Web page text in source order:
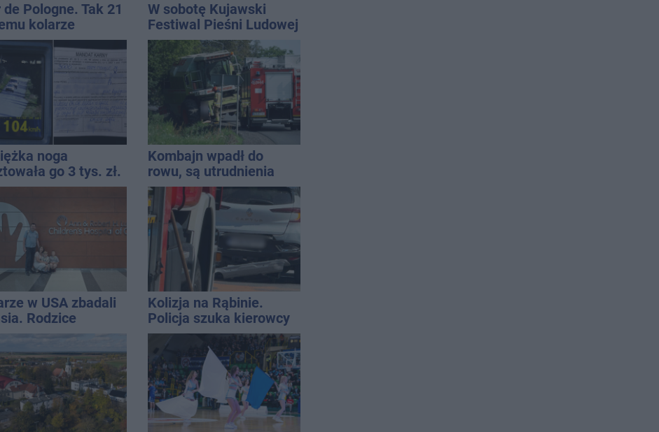
de Pologne. Tak 21
kolarze
z
W sobotę Kujawski
Festiwal Pieśni Ludowej
noga
go 3 tys. zł.
13 punktów
Kombajn wpadł do
rowu, są utrudnienia
w USA zbadali
Rodzice
wieści
Kolizja na Rąbinie.
Policja szuka kierowcy
Golfa